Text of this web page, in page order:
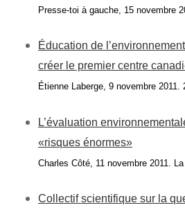
Presse-toi à gauche, 15 novembre
Éducation de
créer le premier centre
Étienne Laberge, 9 novembre 2011.
L’évaluation
«risques énormes»
Charles Côté, 11 novembre 2011.
Collectif scientifique sur la